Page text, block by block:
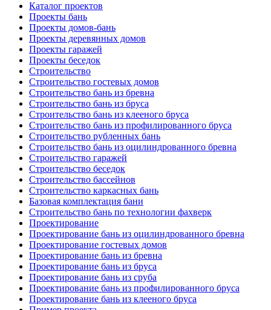
Каталог проектов
Проекты бань
Проекты домов-бань
Проекты деревянных домов
Проекты гаражей
Проекты беседок
Строительство
Строительство гостевых домов
Строительство бань из бревна
Строительство бань из бруса
Строительство бань из клееного бруса
Строительство бань из профилированного бруса
Строительство рубленных бань
Строительство бань из оцилиндрованного бревна
Строительство гаражей
Строительство беседок
Строительство бассейнов
Строительство каркасных бань
Базовая комплектация бани
Строительство бань по технологии фахверк
Проектирование
Проектирование бань из оцилиндрованного бревна
Проектирование гостевых домов
Проектирование бань из бревна
Проектирование бань из бруса
Проектирование бань из сруба
Проектирование бань из профилированного бруса
Проектирование бань из клееного бруса